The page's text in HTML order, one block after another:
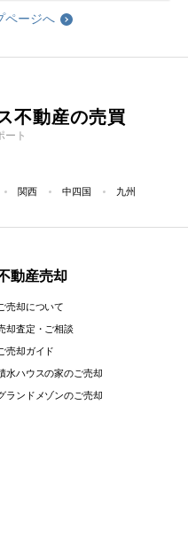
ページへ
不動産の売買
ート
関西 中四国 九州
動産売却
売却について
却査定・ご相談
売却ガイド
水ハウスの家のご売却
ランドメゾンのご売却